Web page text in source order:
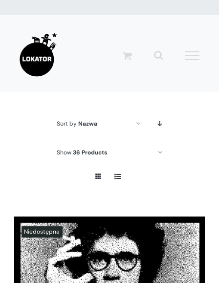
zawartości
Sort byNazwa
Show36 Products